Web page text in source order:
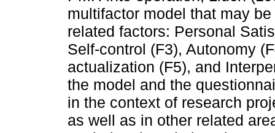
multifactor model that may
related factors: Personal
Self-control (F3), Autonomy
actualization (F5), and
the model and the
in the context of research
as well as in other related